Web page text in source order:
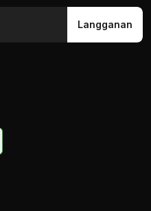
Langganan